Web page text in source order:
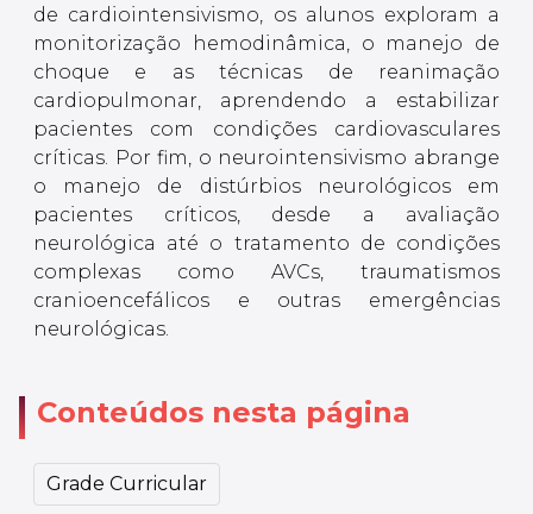
de cardiointensivismo, os alunos exploram a
monitorização hemodinâmica, o manejo de
choque e as técnicas de reanimação
cardiopulmonar, aprendendo a estabilizar
pacientes com condições cardiovasculares
críticas. Por fim, o neurointensivismo abrange
o manejo de distúrbios neurológicos em
pacientes críticos, desde a avaliação
neurológica até o tratamento de condições
complexas como AVCs, traumatismos
cranioencefálicos e outras emergências
neurológicas.
Conteúdos nesta página
Grade Curricular